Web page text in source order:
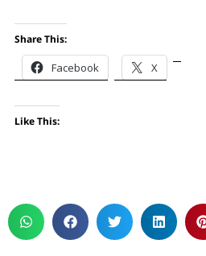
Share This:
Facebook X
Like This: